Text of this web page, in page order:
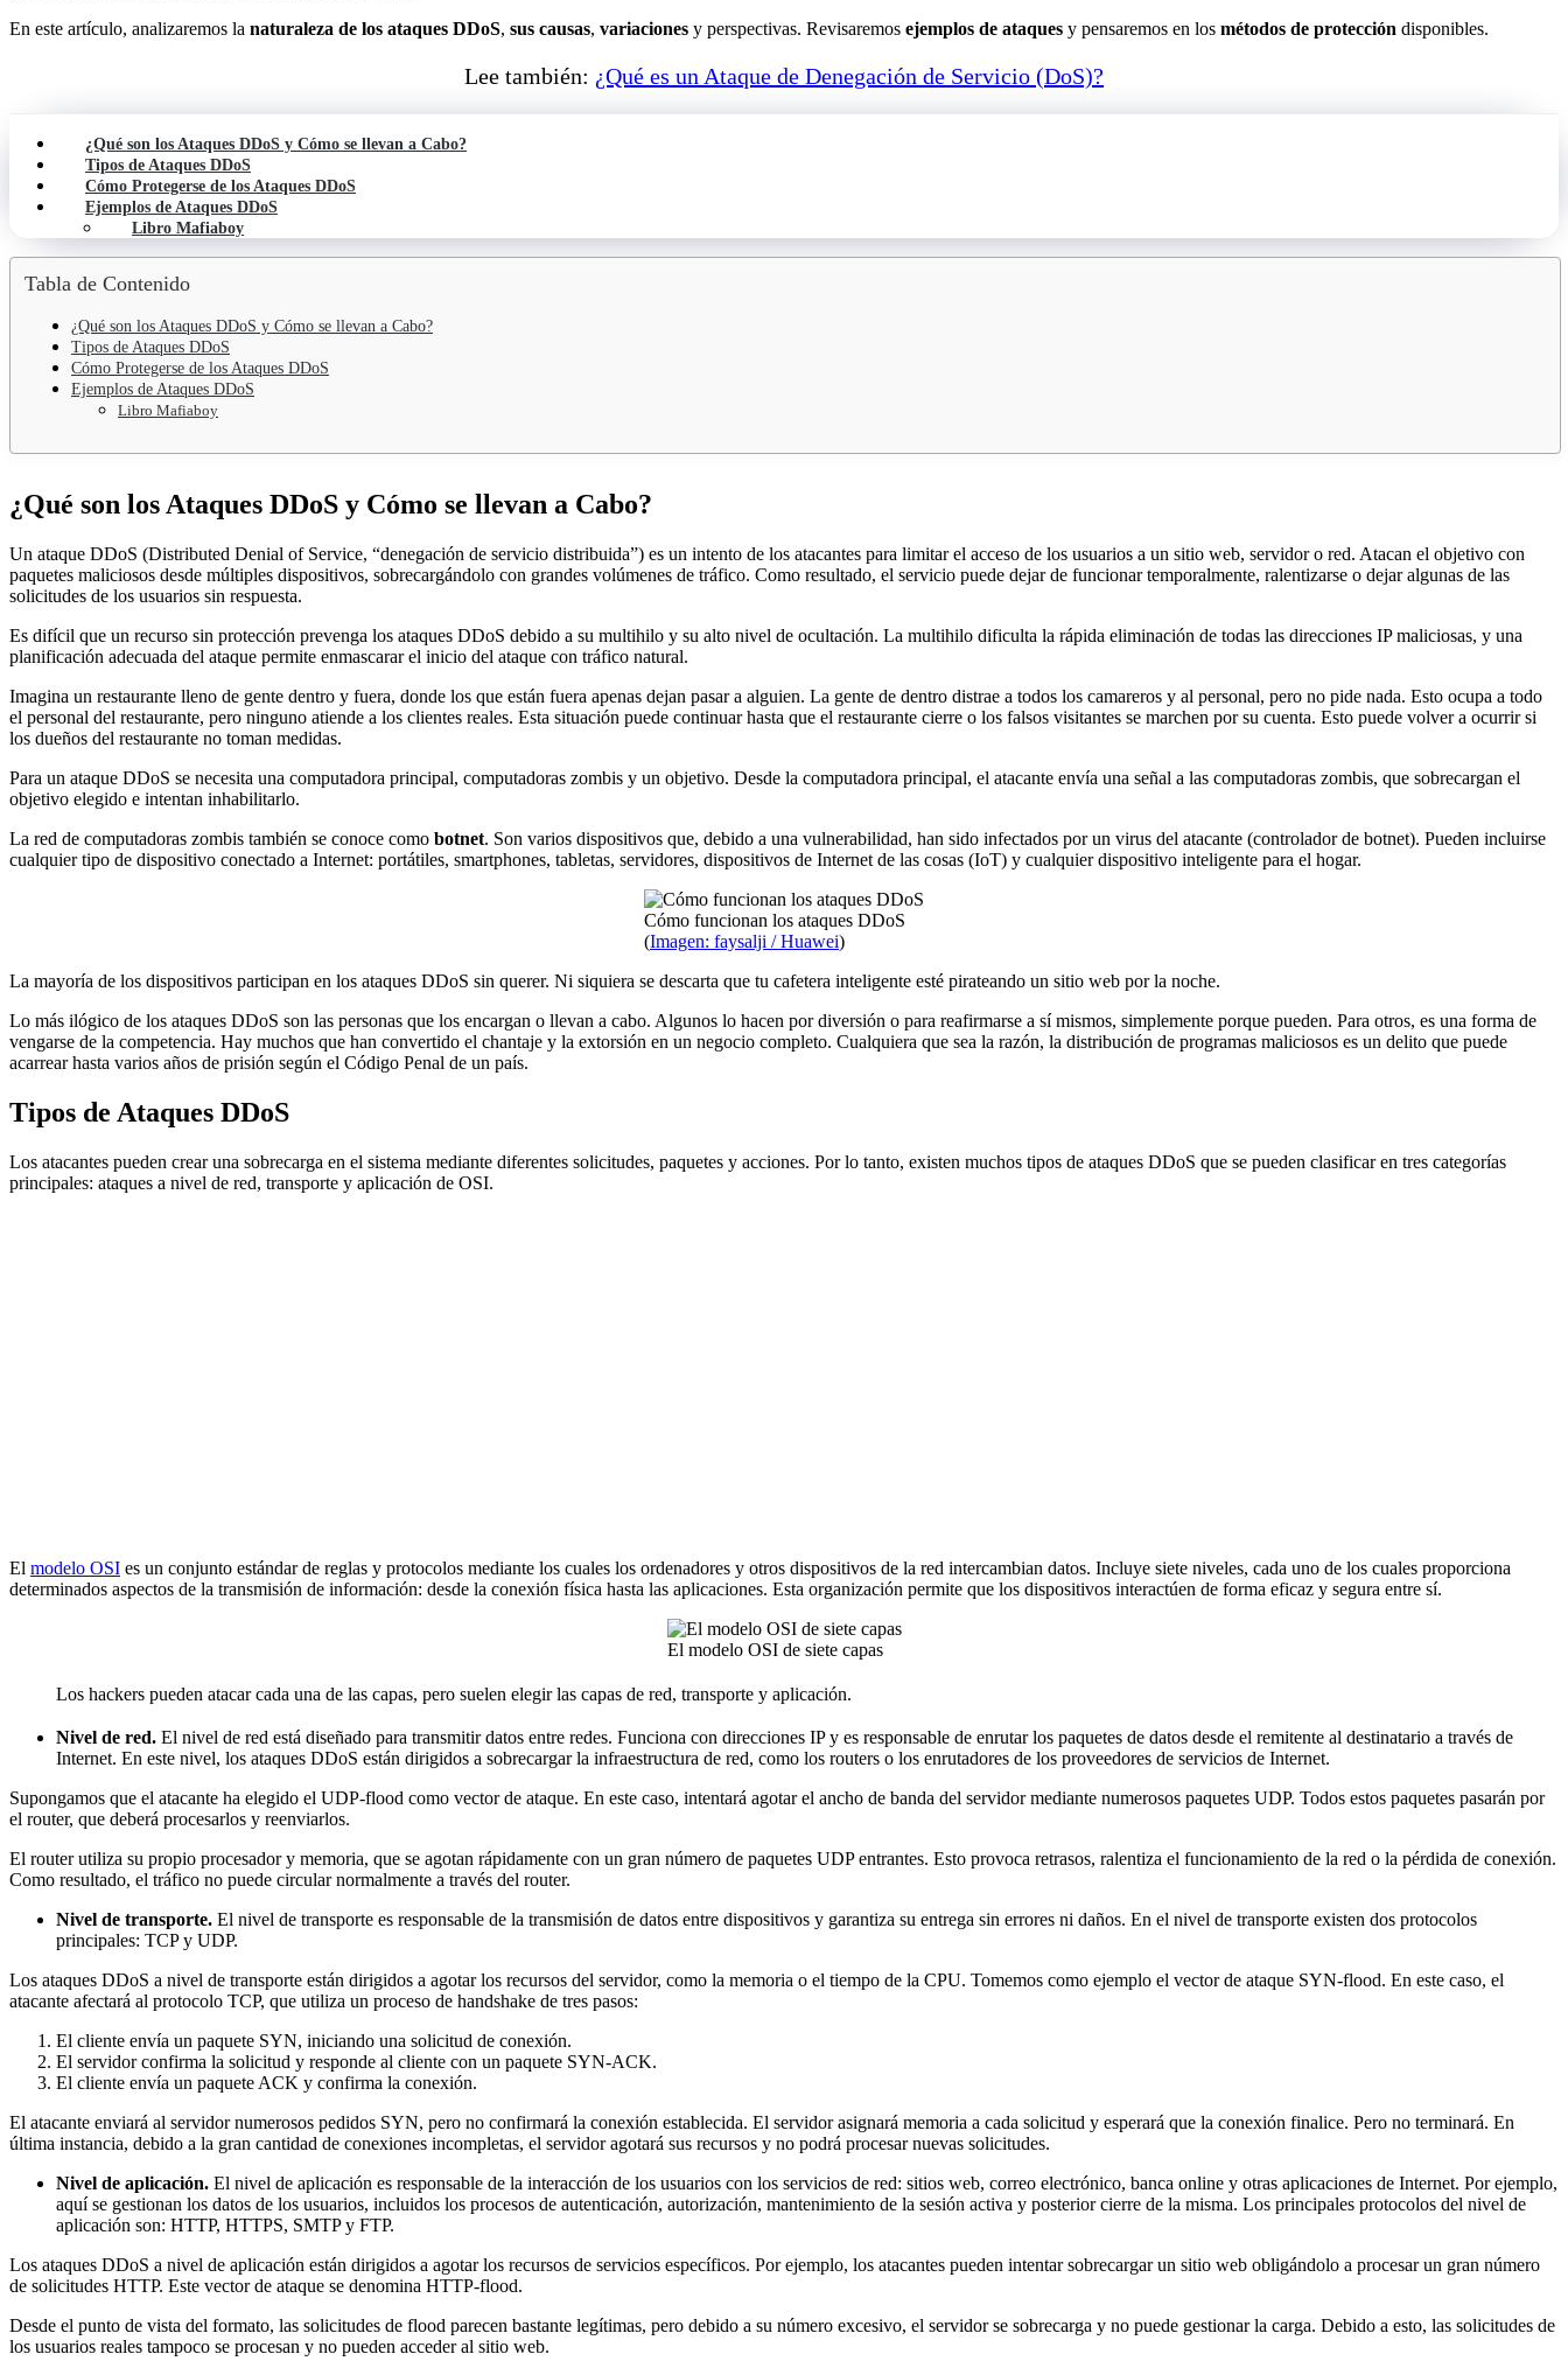
En este artículo, analizaremos la naturaleza de los ataques DDoS, sus causas, variaciones y perspectivas. Revisaremos ejemplos de ataques y pensaremos en los métodos de protección disponibles.
Lee también: ¿Qué es un Ataque de Denegación de Servicio (DoS)?
¿Qué son los Ataques DDoS y Cómo se llevan a Cabo?
Tipos de Ataques DDoS
Cómo Protegerse de los Ataques DDoS
Ejemplos de Ataques DDoS
Libro Mafiaboy
Tabla de Contenido
¿Qué son los Ataques DDoS y Cómo se llevan a Cabo?
Tipos de Ataques DDoS
Cómo Protegerse de los Ataques DDoS
Ejemplos de Ataques DDoS
Libro Mafiaboy
¿Qué son los Ataques DDoS y Cómo se llevan a Cabo?
Un ataque DDoS (Distributed Denial of Service, “denegación de servicio distribuida”) es un intento de los atacantes para limitar el acceso de los usuarios a un sitio web, servidor o red. Atacan el objetivo con
paquetes maliciosos desde múltiples dispositivos, sobrecargándolo con grandes volúmenes de tráfico. Como resultado, el servicio puede dejar de funcionar temporalmente, ralentizarse o dejar algunas de las
solicitudes de los usuarios sin respuesta.
Es difícil que un recurso sin protección prevenga los ataques DDoS debido a su multihilo y su alto nivel de ocultación. La multihilo dificulta la rápida eliminación de todas las direcciones IP maliciosas, y una
planificación adecuada del ataque permite enmascarar el inicio del ataque con tráfico natural.
Imagina un restaurante lleno de gente dentro y fuera, donde los que están fuera apenas dejan pasar a alguien. La gente de dentro distrae a todos los camareros y al personal, pero no pide nada. Esto ocupa a todo
el personal del restaurante, pero ninguno atiende a los clientes reales. Esta situación puede continuar hasta que el restaurante cierre o los falsos visitantes se marchen por su cuenta. Esto puede volver a ocurrir si
los dueños del restaurante no toman medidas.
Para un ataque DDoS se necesita una computadora principal, computadoras zombis y un objetivo. Desde la computadora principal, el atacante envía una señal a las computadoras zombis, que sobrecargan el
objetivo elegido e intentan inhabilitarlo.
La red de computadoras zombis también se conoce como botnet. Son varios dispositivos que, debido a una vulnerabilidad, han sido infectados por un virus del atacante (controlador de botnet). Pueden incluirse
cualquier tipo de dispositivo conectado a Internet: portátiles, smartphones, tabletas, servidores, dispositivos de Internet de las cosas (IoT) y cualquier dispositivo inteligente para el hogar.
Cómo funcionan los ataques DDoS
(Imagen: faysalji / Huawei)
La mayoría de los dispositivos participan en los ataques DDoS sin querer. Ni siquiera se descarta que tu cafetera inteligente esté pirateando un sitio web por la noche.
Lo más ilógico de los ataques DDoS son las personas que los encargan o llevan a cabo. Algunos lo hacen por diversión o para reafirmarse a sí mismos, simplemente porque pueden. Para otros, es una forma de
vengarse de la competencia. Hay muchos que han convertido el chantaje y la extorsión en un negocio completo. Cualquiera que sea la razón, la distribución de programas maliciosos es un delito que puede
acarrear hasta varios años de prisión según el Código Penal de un país.
Tipos de Ataques DDoS
Los atacantes pueden crear una sobrecarga en el sistema mediante diferentes solicitudes, paquetes y acciones. Por lo tanto, existen muchos tipos de ataques DDoS que se pueden clasificar en tres categorías
principales: ataques a nivel de red, transporte y aplicación de OSI.
El modelo OSI es un conjunto estándar de reglas y protocolos mediante los cuales los ordenadores y otros dispositivos de la red intercambian datos. Incluye siete niveles, cada uno de los cuales proporciona
determinados aspectos de la transmisión de información: desde la conexión física hasta las aplicaciones. Esta organización permite que los dispositivos interactúen de forma eficaz y segura entre sí.
El modelo OSI de siete capas
Los hackers pueden atacar cada una de las capas, pero suelen elegir las capas de red, transporte y aplicación.
Nivel de red. El nivel de red está diseñado para transmitir datos entre redes. Funciona con direcciones IP y es responsable de enrutar los paquetes de datos desde el remitente al destinatario a través de
Internet. En este nivel, los ataques DDoS están dirigidos a sobrecargar la infraestructura de red, como los routers o los enrutadores de los proveedores de servicios de Internet.
Supongamos que el atacante ha elegido el UDP-flood como vector de ataque. En este caso, intentará agotar el ancho de banda del servidor mediante numerosos paquetes UDP. Todos estos paquetes pasarán por
el router, que deberá procesarlos y reenviarlos.
El router utiliza su propio procesador y memoria, que se agotan rápidamente con un gran número de paquetes UDP entrantes. Esto provoca retrasos, ralentiza el funcionamiento de la red o la pérdida de conexión.
Como resultado, el tráfico no puede circular normalmente a través del router.
Nivel de transporte. El nivel de transporte es responsable de la transmisión de datos entre dispositivos y garantiza su entrega sin errores ni daños. En el nivel de transporte existen dos protocolos
principales: TCP y UDP.
Los ataques DDoS a nivel de transporte están dirigidos a agotar los recursos del servidor, como la memoria o el tiempo de la CPU. Tomemos como ejemplo el vector de ataque SYN-flood. En este caso, el
atacante afectará al protocolo TCP, que utiliza un proceso de handshake de tres pasos:
El cliente envía un paquete SYN, iniciando una solicitud de conexión.
El servidor confirma la solicitud y responde al cliente con un paquete SYN-ACK.
El cliente envía un paquete ACK y confirma la conexión.
El atacante enviará al servidor numerosos pedidos SYN, pero no confirmará la conexión establecida. El servidor asignará memoria a cada solicitud y esperará que la conexión finalice. Pero no terminará. En
última instancia, debido a la gran cantidad de conexiones incompletas, el servidor agotará sus recursos y no podrá procesar nuevas solicitudes.
Nivel de aplicación. El nivel de aplicación es responsable de la interacción de los usuarios con los servicios de red: sitios web, correo electrónico, banca online y otras aplicaciones de Internet. Por ejemplo,
aquí se gestionan los datos de los usuarios, incluidos los procesos de autenticación, autorización, mantenimiento de la sesión activa y posterior cierre de la misma. Los principales protocolos del nivel de
aplicación son: HTTP, HTTPS, SMTP y FTP.
Los ataques DDoS a nivel de aplicación están dirigidos a agotar los recursos de servicios específicos. Por ejemplo, los atacantes pueden intentar sobrecargar un sitio web obligándolo a procesar un gran número
de solicitudes HTTP. Este vector de ataque se denomina HTTP-flood.
Desde el punto de vista del formato, las solicitudes de flood parecen bastante legítimas, pero debido a su número excesivo, el servidor se sobrecarga y no puede gestionar la carga. Debido a esto, las solicitudes de
los usuarios reales tampoco se procesan y no pueden acceder al sitio web.